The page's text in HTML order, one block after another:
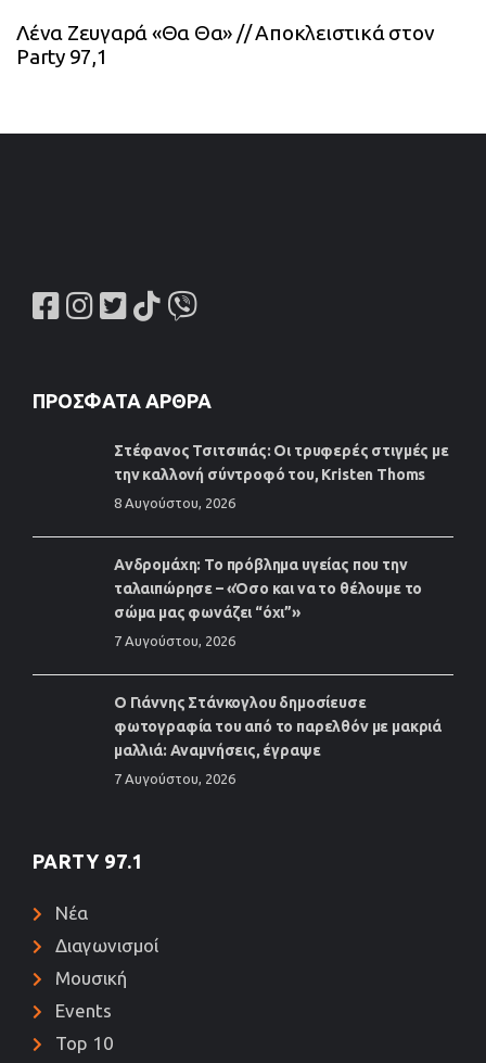
Λένα Ζευγαρά «Θα Θα» // Αποκλειστικά στον
Party 97,1
ΠΡΌΣΦΑΤΑ ΆΡΘΡΑ
Στέφανος Τσιτσιπάς: Οι τρυφερές στιγμές με
την καλλονή σύντροφό του, Kristen Thoms
8 Αυγούστου, 2026
Ανδρομάχη: Το πρόβλημα υγείας που την
ταλαιπώρησε – «Όσο και να το θέλουμε το
σώμα μας φωνάζει “όχι”»
7 Αυγούστου, 2026
Ο Γιάννης Στάνκογλου δημοσίευσε
φωτογραφία του από το παρελθόν με μακριά
μαλλιά: Αναμνήσεις, έγραψε
7 Αυγούστου, 2026
PARTY 97.1
Νέα
Διαγωνισμοί
Μουσική
Events
Top 10